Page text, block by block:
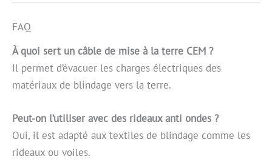
FAQ
À quoi sert un câble de mise à la terre CEM ?
Il permet d’évacuer les charges électriques des
matériaux de blindage vers la terre.
Peut-on l’utiliser avec des rideaux anti ondes ?
Oui, il est adapté aux textiles de blindage comme les
rideaux ou voiles.